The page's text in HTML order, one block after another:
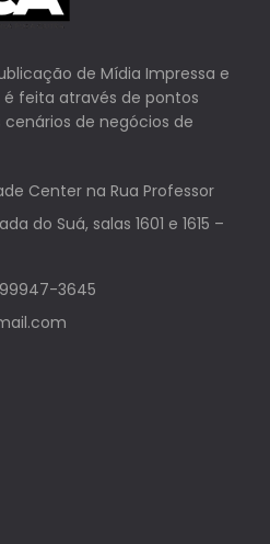
de Mídia Impressa e
é feita através de pontos
de negócios de
Center na Rua Professor
do Suá, salas 1601 e 1615 –
3645